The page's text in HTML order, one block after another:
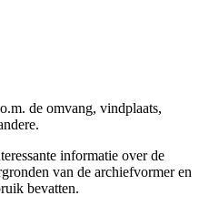
de omvang, vindplaats,
informatie over de
van de archiefvormer en
bevatten.